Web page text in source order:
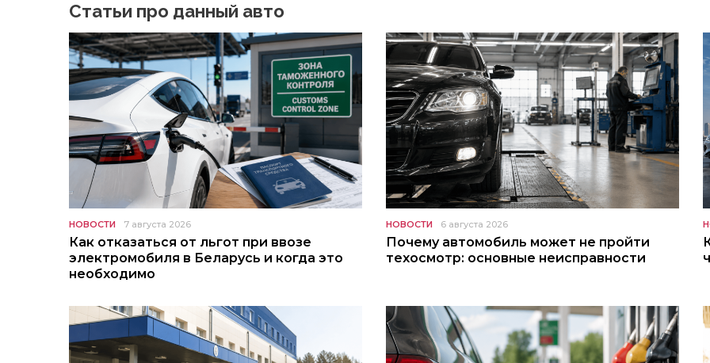
Статьи про данный авто
НОВОСТИ 7 августа 2026
Как отказаться от льгот при ввозе
электромобиля в Беларусь и когда это
необходимо
НОВОСТИ 6 августа 2026
Почему автомобиль может не пройти
техосмотр: основные неисправности